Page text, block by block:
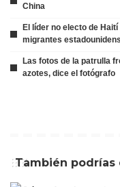
China
El líder no electo de
migrantes
Las fotos de la patrulla
azotes, dice el fotógrafo
También